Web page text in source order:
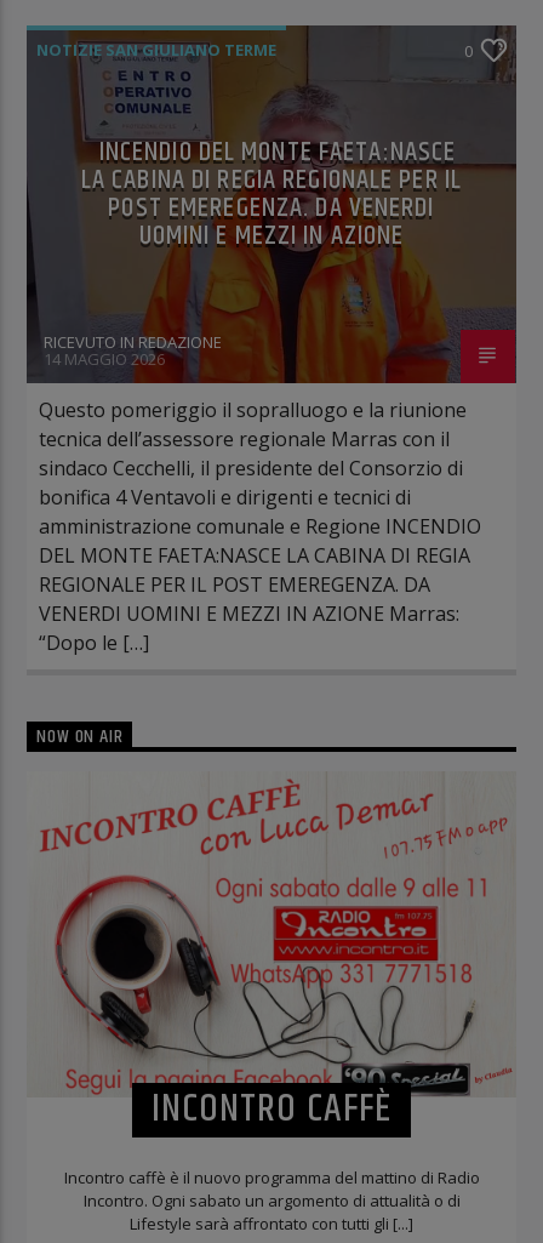
NOTIZIE SAN GIULIANO TERME 0
INCENDIO DEL MONTE FAETA:NASCE
LA CABINA DI REGIA REGIONALE PER IL
POST EMEREGENZA. DA VENERDI
UOMINI E MEZZI IN AZIONE
RICEVUTO IN REDAZIONE
14 MAGGIO 2026
Questo pomeriggio il sopralluogo e la riunione
tecnica dell’assessore regionale Marras con il
sindaco Cecchelli, il presidente del Consorzio di
bonifica 4 Ventavoli e dirigenti e tecnici di
amministrazione comunale e Regione INCENDIO
DEL MONTE FAETA:NASCE LA CABINA DI REGIA
REGIONALE PER IL POST EMEREGENZA. DA
VENERDI UOMINI E MEZZI IN AZIONE Marras:
“Dopo le […]
NOW ON AIR
INCONTRO CAFFÈ
Incontro caffè è il nuovo programma del mattino di Radio
Incontro. Ogni sabato un argomento di attualità o di
Lifestyle sarà affrontato con tutti gli [...]